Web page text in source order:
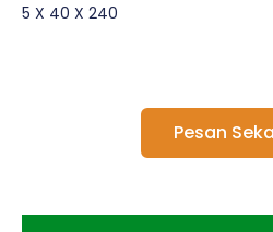
5 X 40 X 240
Pesan